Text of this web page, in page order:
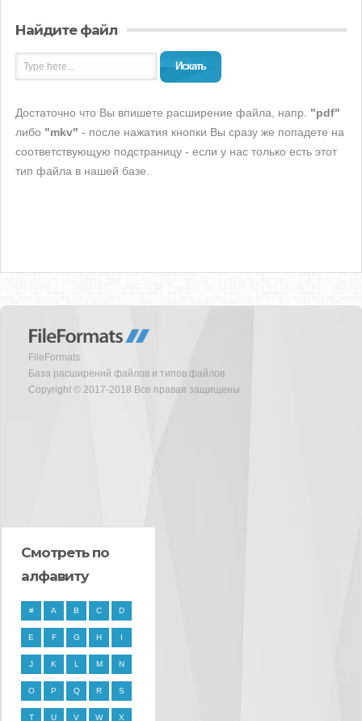
Найдите файл
Искать
Достаточно что Вы впишете расширение файла, напр. "pdf"
либо "mkv" - после нажатия кнопки Вы сразу же попадете на
соответствующую подстраницу - если у нас только есть этот
тип файла в нашей базе.
FileFormats
База расширений файлов и типов файлов
Copyright © 2017-2018 Все правая защищены
Смотреть по
алфавиту
# A B C D
E F G H I
J K L M N
O P Q R S
T U V W X